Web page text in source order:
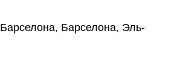
Барселона, Эль-